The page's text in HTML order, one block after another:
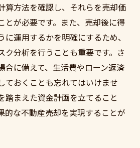
算方法を確認し、それらを売却価
とが必要です。また、売却後に得
に運用するかを明確にするため、
ク分析を行うことも重要です。さ
合に備えて、生活費やローン返済
ておくことも忘れてはいけませ
踏まえた資金計画を立てること
的な不動産売却を実現することが